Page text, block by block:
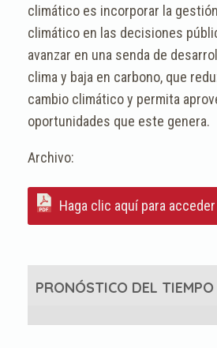
climático es incorporar la
climático en las decisiones
avanzar en una senda de
clima y baja en carbono, que
cambio climático y permita
oportunidades que este genera.
Haga clic aquí para
PRONÓSTICO DEL TIEMPO